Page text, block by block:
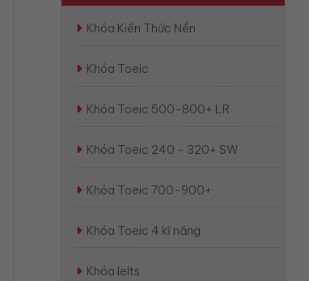
Khóa Kiến Thức Nền
Khóa Toeic
Khóa Toeic 500-800+ LR
Khóa Toeic 240 - 320+ SW
Khóa Toeic 700-900+
Khóa Toeic 4 kĩ năng
Khóa Ielts